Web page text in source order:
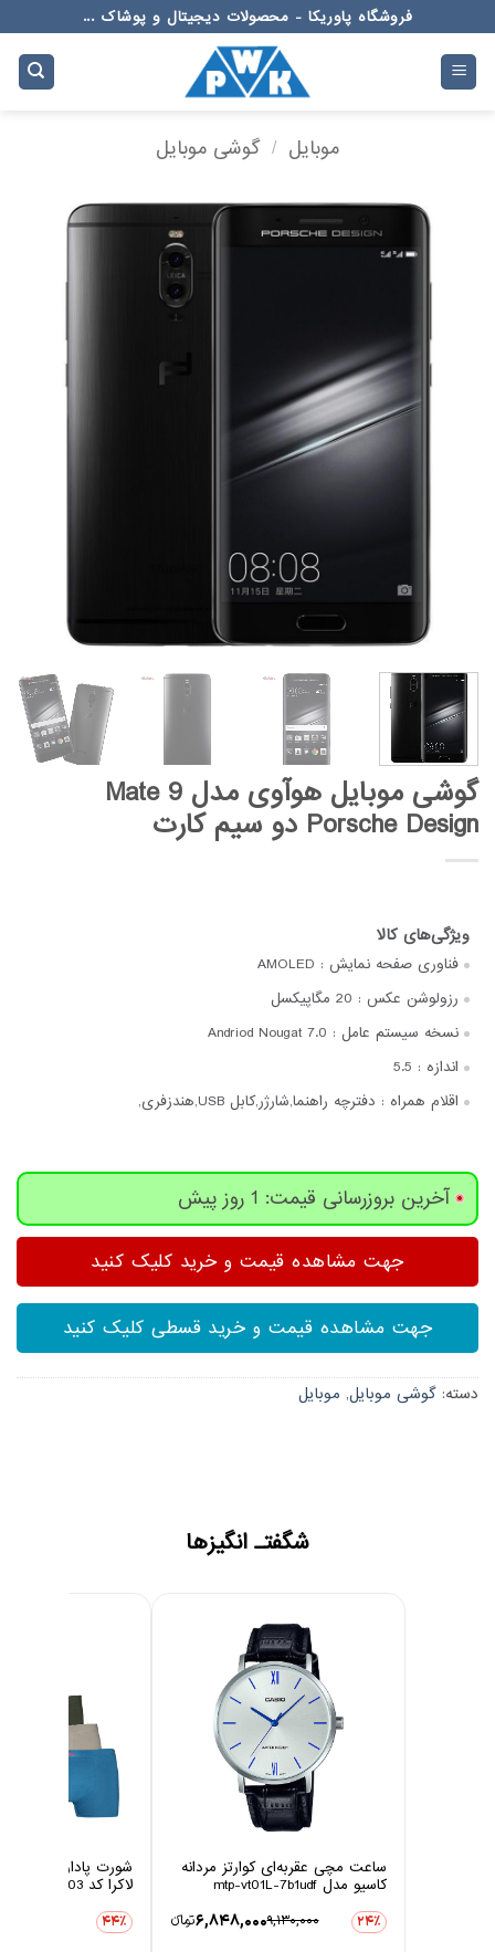
to
content
فروشگاه پاوریکا - محصولات دیجیتال و پوشاک ...
موبایل / گوشی موبایل
گوشی موبایل هوآوی مدل Mate 9
Porsche Design دو سیم‌ کارت
فناوری صفحه‌ نمایش : AMOLED
رزولوشن عکس : 20 مگاپیکسل
نسخه سیستم عامل : Andriod Nougat 7.0
اندازه : 5.5
اقلام همراه : دفترچه‌ راهنما,شارژر,کابل USB,هندزفری,
آخرین بروزرسانی قیمت: 1 روز پیش
جهت مشاهده قیمت و خرید کلیک کنید
جهت مشاهده قیمت و خرید قسطی کلیک کنید
دسته: گوشی موبایل, موبایل
شگفتـ انگیزها
ساعت مچی عقربه‌ای کوارتز مردانه
کاسیو مدل mtp-vt01L-7b1udf
24٪ 9,130,000
6,848,000تومانءء
شورت پادار مردانه
لاکرا کد 1003 مجموعه 6 عددی
44٪